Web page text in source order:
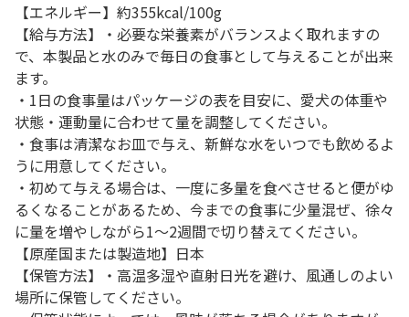
【エネルギー】約355kcal/100g
【給与方法】・必要な栄養素がバランスよく取れますの
で、本製品と水のみで毎日の食事として与えることが出来
ます。
・1日の食事量はパッケージの表を目安に、愛犬の体重や
状態・運動量に合わせて量を調整してください。
・食事は清潔なお皿で与え、新鮮な水をいつでも飲めるよ
うに用意してください。
・初めて与える場合は、一度に多量を食べさせると便がゆ
るくなることがあるため、今までの食事に少量混ぜ、徐々
に量を増やしながら1～2週間で切り替えてください。
【原産国または製造地】日本
【保管方法】・高温多湿や直射日光を避け、風通しのよい
場所に保管してください。